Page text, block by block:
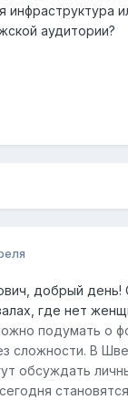
аудитории?
добрый
где нет
подумать о
сложности. В
обсуждать